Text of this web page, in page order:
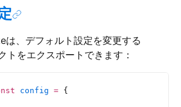
は、デフォルト設定を変更する
トをエクスポートできます：
config = {